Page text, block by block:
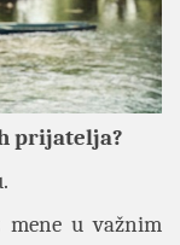
prijatelja?
mene u važnim